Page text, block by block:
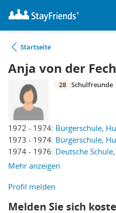
Startseite
Anja von der
1972 - 1974: Bürgerschule,
1973 - 1974: Bürgerschule,
1974 - 1976: Deutsche
Mehr anzeigen
28 Schulfreunde
Profil melden
Melden Sie sich